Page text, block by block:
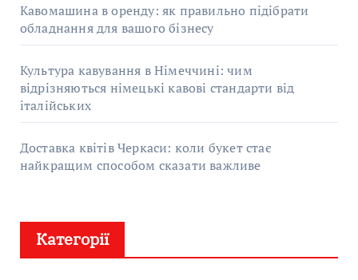
Кавомашина в оренду: як правильно підібрати
обладнання для вашого бізнесу
Культура кавування в Німеччині: чим
відрізняються німецькі кавові стандарти від
італійських
Доставка квітів Черкаси: коли букет стає
найкращим способом сказати важливе
Категорії